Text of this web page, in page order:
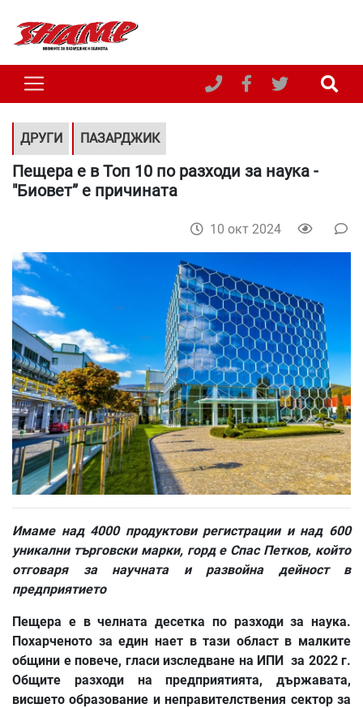
ДРУГИ ПАЗАРДЖИК
Пещера е в Топ 10 по разходи за наука -
"Биовет” е причината
10 окт 2024
Имаме над 4000 продуктови регистрации и над 600
уникални търговски марки, горд е Спас Петков, който
отговаря за научната и развойна дейност в
предприятието
Пещера е в челната десетка по разходи за наука.
Похарченото за един нает в тази област в малките
общини е повече, гласи изследване на ИПИ за 2022 г.
Общите разходи на предприятията, държавата,
висшето образование и неправителствения сектор за